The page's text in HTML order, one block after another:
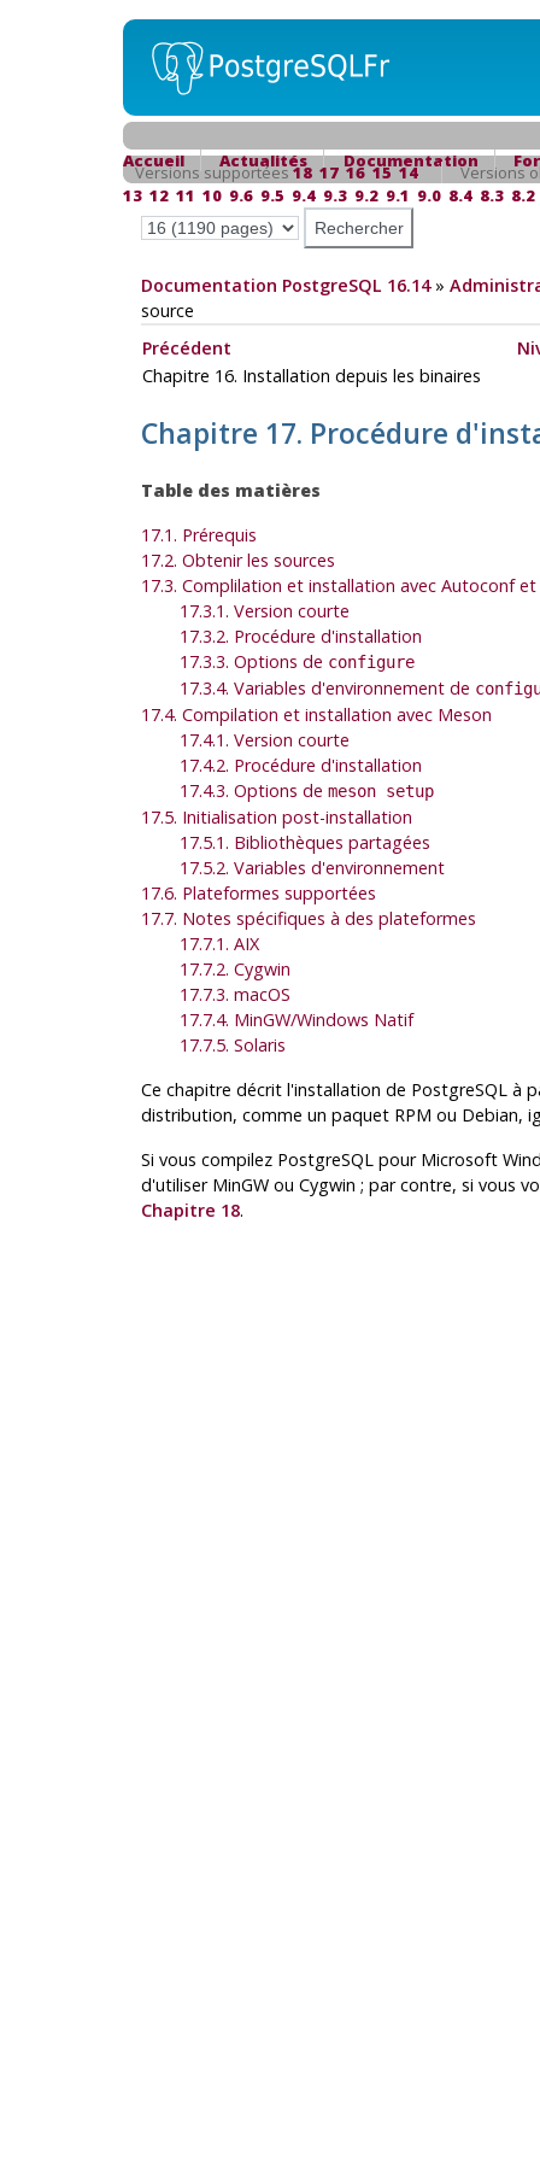
Accueil Actualités Documentation
Versions supportées18 17 16 15 14
Versions
13 12 11 10 9.6 9.5 9.4 9.3 9.2 9.1 9.0 8.4 8.3 8.2
Documentation PostgreSQL 16.14»
source
Précédent
Chapitre 16. Installation depuis les binaires
Chapitre 17. Procédure
Table des matières
17.1. Prérequis
17.2. Obtenir les sources
17.3. Complilation et installation avec Autoconf et
17.3.1. Version courte
17.3.2. Procédure d'installation
17.3.3. Options de configure
17.3.4. Variables d'environnement de
17.4. Compilation et installation avec Meson
17.4.1. Version courte
17.4.2. Procédure d'installation
17.4.3. Options de meson setup
17.5. Initialisation post-installation
17.5.1. Bibliothèques partagées
17.5.2. Variables d'environnement
17.6. Plateformes supportées
17.7. Notes spécifiques à des plateformes
17.7.1. AIX
17.7.2. Cygwin
17.7.3. macOS
17.7.4. MinGW/Windows Natif
17.7.5. Solaris
Ce chapitre décrit l'installation de PostgreSQLà
distribution, comme un paquet RPM ou Debian,
Si vous compilez PostgreSQLpour Microsoft
d'utiliser MinGW ou Cygwin ; par contre, si vous
Chapitre 18.